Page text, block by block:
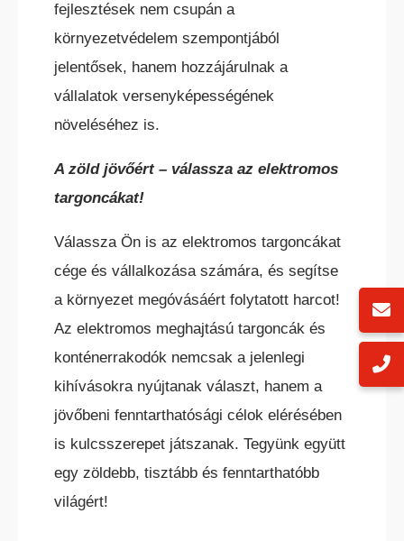
fejlesztések nem csupán a
környezetvédelem szempontjából
jelentősek, hanem hozzájárulnak a
vállalatok versenyképességének
növeléséhez is.
A zöld jövőért – válassza az elektromos
targoncákat!
Válassza Ön is az elektromos targoncákat
cége és vállalkozása számára, és segítse
a környezet megóvásáért folytatott harcot!
Az elektromos meghajtású targoncák és
konténerrakodók nemcsak a jelenlegi
kihívásokra nyújtanak választ, hanem a
jövőbeni fenntarthatósági célok elérésében
is kulcsszerepet játszanak. Tegyünk együtt
egy zöldebb, tisztább és fenntarthatóbb
világért!